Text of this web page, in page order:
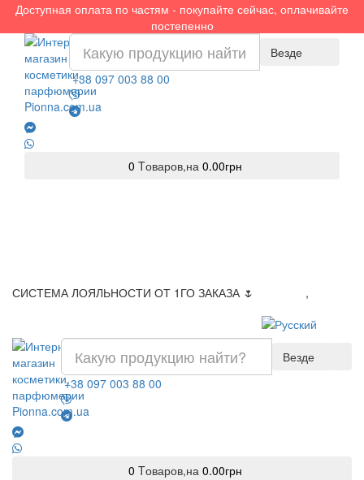
Доступная оплата по частям - покупайте сейчас, оплачивайте
постепенно
Везде
+38 097 003 88 00
0 Tоваров,на 0.00грн
СИСТЕМА ЛОЯЛЬНОСТИ ОТ 1ГО ЗАКАЗА 🌷 ,
Везде
+38 097 003 88 00
0 Tоваров,на 0.00грн